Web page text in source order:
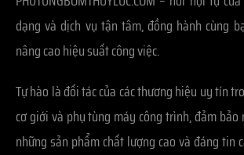
dạng và dịch vụ tận tâm, đồng hành cùng
nâng cao hiệu suất công việc.
Tự hào là đối tác của các thương hiệu uy tín
cơ giới và phụ tùng máy công trình, đảm bảo
những sản phẩm chất lượng cao và đáng tin